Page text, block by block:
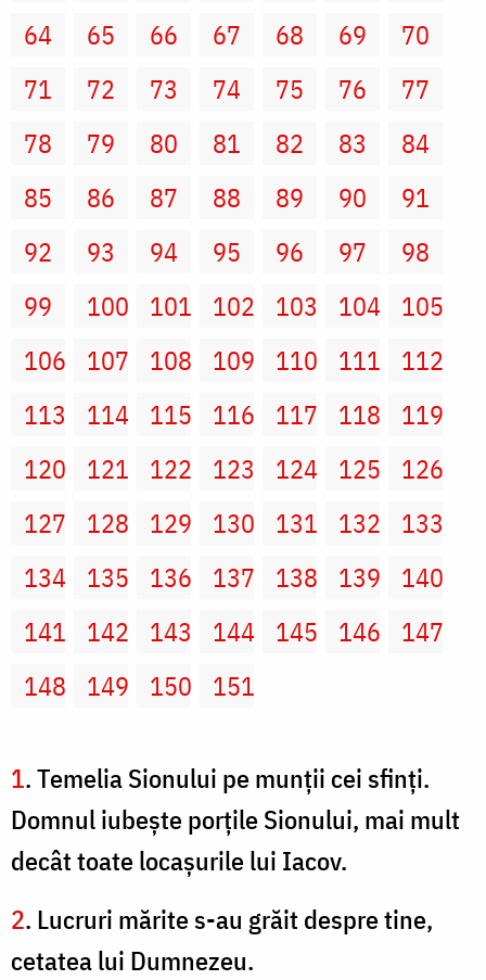
64
65 66 67 68 69
70
71
72 73 74 75 76
77
78
79 80 81 82 83
84
85
86 87 88 89 90
91
92
93 94 95 96 97
98
99
100 101 102 103 104
105
106
107 108 109 110 111
112
113
114 115 116 117 118
119
120
121 122 123 124 125
126
127
128 129 130 131 132
133
134
135 136 137 138 139
140
141
142 143 144 145 146
147
148
149 150 151
1. Temelia Sionului pe munţii cei sfinţi.
Domnul iubeşte porţile Sionului, mai mult
decât toate locaşurile lui Iacov.
2. Lucruri mărite s-au grăit despre tine,
cetatea lui Dumnezeu.